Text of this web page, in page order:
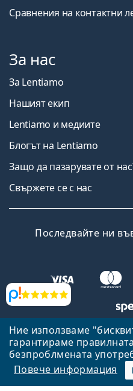
Ние използваме
гарантираме
безпроблмената
Повече информация
Прегледи
Сравнения на контактни
За нас
За Lentiamo
Нашият екип
Lentiamo и медиите
Блогът на Lentiamo
Защо да пазарувате от
Свържете се с нас
Последвайте ни
Назад към
Lentiamo.bg е собственост и
Република Чехия
Тук сме